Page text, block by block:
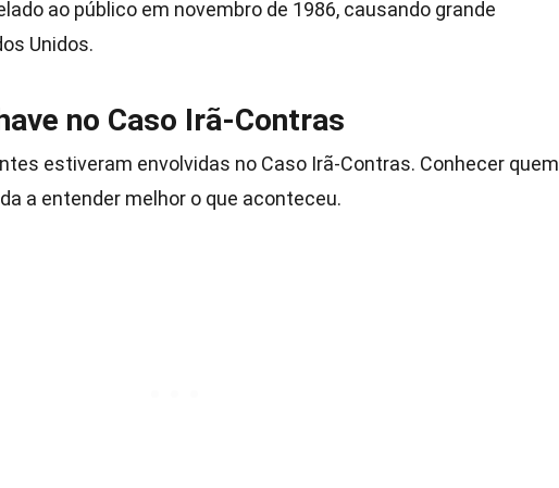
ao público em novembro de 1986, causando grande
Unidos.
no Caso Irã-Contras
estiveram envolvidas no Caso Irã-Contras. Conhecer quem
a entender melhor o que aconteceu.